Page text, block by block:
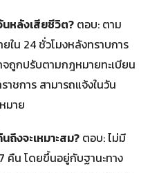
หลังเสียชีวิต? ตอบ: ตาม
น 24 ชั่วโมงหลังทราบการ
ถูกปรับตามกฎหมายทะเบียน
ชการ สามารถแจ้งในวัน
มาย
งจะเหมาะสม? ตอบ: ไม่มี
คืน โดยขึ้นอยู่กับฐานะทาง